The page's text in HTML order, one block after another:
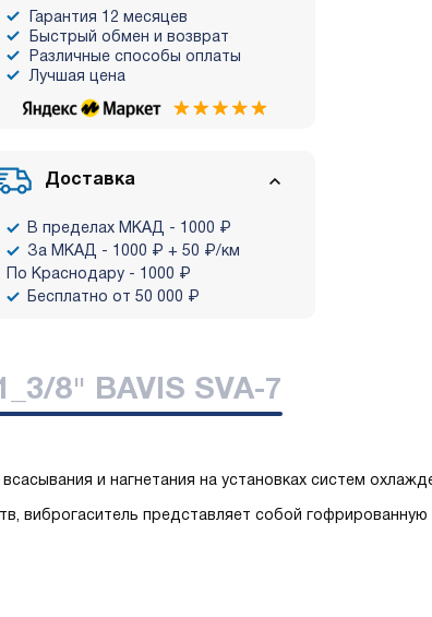
Гарантия 12 месяцев
Быстрый обмен и возврат
Различные способы оплаты
Лучшая цена
Доставка
В пределах МКАД - 1000 ₽
За МКАД - 1000 ₽ + 50 ₽/км
По Краснодару - 1000 ₽
Бесплатно от 50 000 ₽
8" BAVIS SVA-7
и нагнетания на установках систем
виброгаситель представляет собой